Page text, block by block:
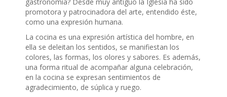
promotora y patrocinadora del arte, entendido éste,
como una expresión humana.
La cocina es una expresión artística del hombre, en
ella se deleitan los sentidos, se manifiestan los
colores, las formas, los olores y sabores. Es además,
una forma ritual de acompañar alguna celebración,
en la cocina se expresan sentimientos de
agradecimiento, de súplica y ruego.